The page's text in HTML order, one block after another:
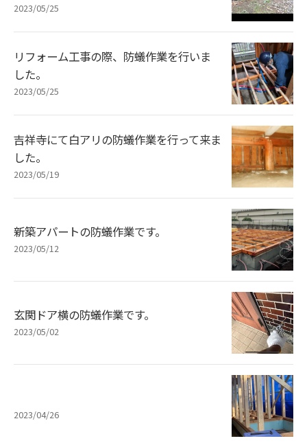
2023/05/25
リフォーム工事の際、防蟻作業を行いま
した。
2023/05/25
吉祥寺にて白アリの防蟻作業を行って来ま
した。
2023/05/19
新築アパートの防蟻作業です。
2023/05/12
玄関ドア横の防蟻作業です。
2023/05/02
2023/04/26